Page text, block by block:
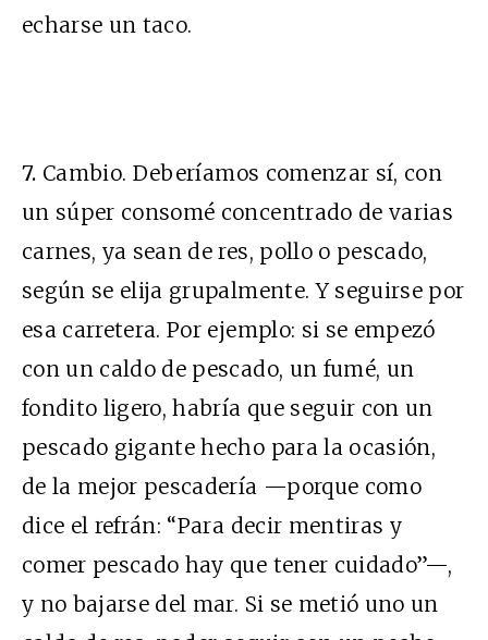
echarse un taco.
7. Cambio. Deberíamos comenzar sí, con
un súper consomé concentrado de varias
carnes, ya sean de res, pollo o pescado,
según se elija grupalmente. Y seguirse por
esa carretera. Por ejemplo: si se empezó
con un caldo de pescado, un fumé, un
fondito ligero, habría que seguir con un
pescado gigante hecho para la ocasión,
de la mejor pescadería —porque como
dice el refrán: “Para decir mentiras y
comer pescado hay que tener cuidado”—,
y no bajarse del mar. Si se metió uno un